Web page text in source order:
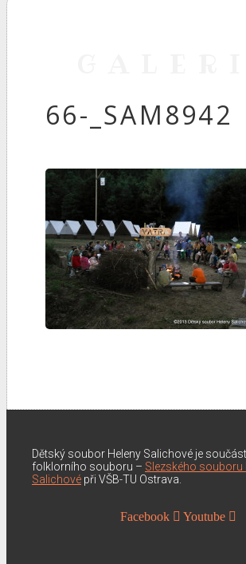
66-_SAM8942
Dětský soubor Heleny Salichové je
folklorního souboru – Slezského souboru
Salichové při VŠB-TU Ostrava.
Facebook Youtube